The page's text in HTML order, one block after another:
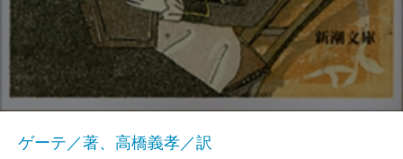
ゲーテ／著、高橋義孝／訳